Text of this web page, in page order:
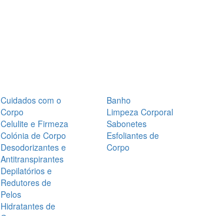
Cuidados com o
Corpo
Celulite e Firmeza
Colónia de Corpo
Desodorizantes e
Antitranspirantes
Depilatórios e
Redutores de
Pelos
Hidratantes de
Banho
Limpeza Corporal
Sabonetes
Esfoliantes de
Corpo